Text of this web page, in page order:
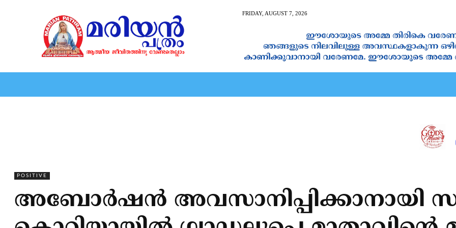
FRIDAY, AUGUST 7, 2026
POSITIVE
അബോര്‍ഷന്‍ അവസാനിപ്പിക്കാനായി